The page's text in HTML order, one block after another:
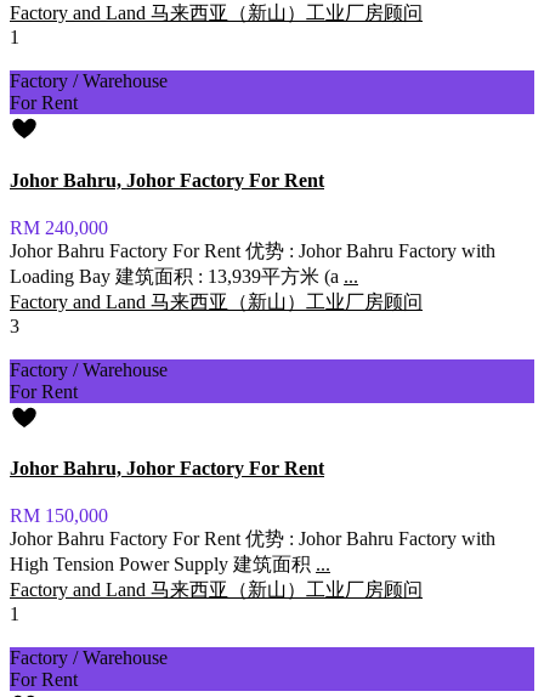
Factory and Land 马来西亚（新山）工业厂房顾问
1
Factory / Warehouse
For Rent
Johor Bahru, Johor Factory For Rent
RM 240,000
Johor Bahru Factory For Rent 优势 : Johor Bahru Factory with
Loading Bay 建筑面积 : 13,939平方米 (a ...
Factory and Land 马来西亚（新山）工业厂房顾问
3
Factory / Warehouse
For Rent
Johor Bahru, Johor Factory For Rent
RM 150,000
Johor Bahru Factory For Rent 优势 : Johor Bahru Factory with
High Tension Power Supply 建筑面积 ...
Factory and Land 马来西亚（新山）工业厂房顾问
1
Factory / Warehouse
For Rent